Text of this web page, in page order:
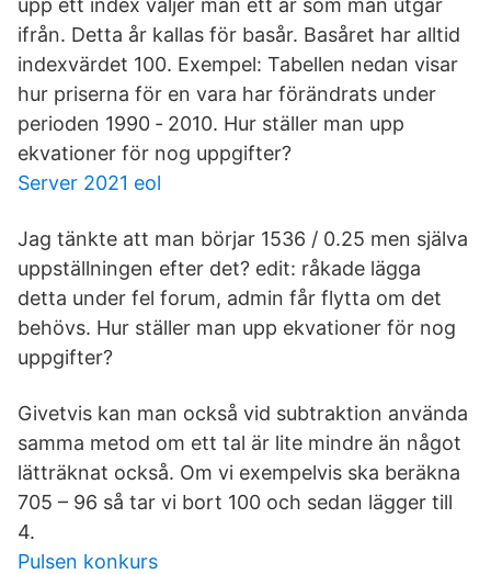
upp ett index väljer man ett år som man utgår
ifrån. Detta år kallas för basår. Basåret har alltid
indexvärdet 100. Exempel: Tabellen nedan visar
hur priserna för en vara har förändrats under
perioden 1990 ‐ 2010. Hur ställer man upp
ekvationer för nog uppgifter?
Server 2021 eol
Jag tänkte att man börjar 1536 / 0.25 men själva
uppställningen efter det? edit: råkade lägga
detta under fel forum, admin får flytta om det
behövs. Hur ställer man upp ekvationer för nog
uppgifter?
Givetvis kan man också vid subtraktion använda
samma metod om ett tal är lite mindre än något
lätträknat också. Om vi exempelvis ska beräkna
705 – 96 så tar vi bort 100 och sedan lägger till
4.
Pulsen konkurs